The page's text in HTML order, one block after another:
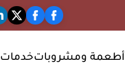
أطعمة ومشروباتخدمات